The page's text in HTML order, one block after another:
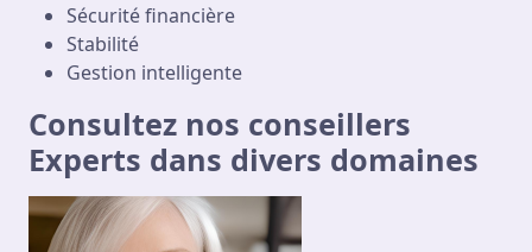
Sécurité financière
Stabilité
Gestion intelligente
Consultez nos conseillers
Experts dans divers domaines